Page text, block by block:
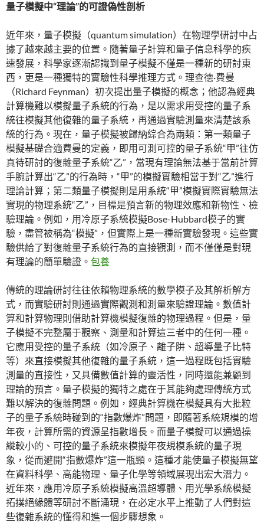
量子模擬中“理論”的可證偽性剖析
近年來，量子模擬（quantum simulation）在物理學研討中占
據了越來越主要的位置。隨著量子計算和量子信息科學的疾
速發展，科學家逐漸認識到量子模擬不僅是一種新的研討東
西，更是一種獨特的實驗性科學推理方式。理查德·費曼
（Richard Feynman）初次提出量子模擬的概念；他認為經典
計算機難以模擬量子系統的行為，是以需求用受控的量子系
統往模擬其他復雜的量子系統，再通過實驗測量來清楚該系
統的行為。現在，量子模擬被歸納綜合為兩類：第一類量子
模擬基礎合適費曼的定義，即用可測可控的量子系統“甲”往仿
真待研討的復雜量子系統“乙”，當現有理論無法基于當前計算
手腕計算出“乙”的行為時，“甲”的模擬實驗相當于對“乙”進行
理論計算；第二類量子模擬則是用系統“甲”模擬實際實驗無法
實現的物理系統“乙”，目標是預言新的物理效應和新物性、檢
驗理論。例如，用冷原子系統模擬Bose-Hubbard模子的實
驗，盡管被稱為“模擬”，但實際上是一種新實驗發現。這些實
驗供給了對復雜量子系統行為的直接觀測，而不僅僅是對現
有理論的簡單驗證。 包養
傳統的理論研討往往依賴物理系統的數學模子及其解析解方
式，而實驗研討則通過實際觀測和測量來驗證理論。數值計
算和計算物理則借助計算機模擬復雜的物理過程。但是，量
子模擬不完整屬于觀察、測量和計算這三者中的任何一種。
它應用受控的量子系統（如冷原子、離子阱、超導量子比特
等）來直接模擬其他復雜的量子系統，這一過程既包括實驗
測量的直接性，又具備數值計算的靈活性，同時還能兼顧到
理論的預言。量子模擬的獨特之處在于其能夠處理傳統方式
難以解決的復雜問題。例如，經典計算機在模擬具有大批粒
子的量子系統時碰到的“指數爆炸”問題，即隨著系統規模的增
年夜，計算所需的資源呈指數增長。而量子模擬可以通過操
縱較小的、可控的量子系統來模擬年夜規模系統的量子現
象，從而避開“指數爆炸”這一瓶頸。這種才能使量子模擬無望
在資料科學、高能物理、量子化學等領域展現出宏大潛力。
近年來，應用冷原子系統模擬高溫超導體、用光學系統模擬
拓撲絕緣體等研討不斷涌現，在必定水平上推動了人們對這
些復雜系統的懂得和進一個步驟想象。